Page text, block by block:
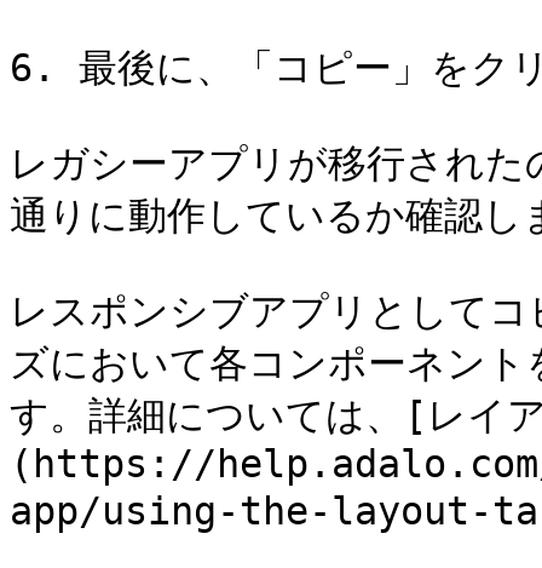
6. 最後に、「コピー」をク
レガシーアプリが移行され
通りに動作しているか確認し
レスポンシブアプリとして
ズにおいて各コンポーネン
す。詳細については、[レイ
(https://
app/using-the-layout-